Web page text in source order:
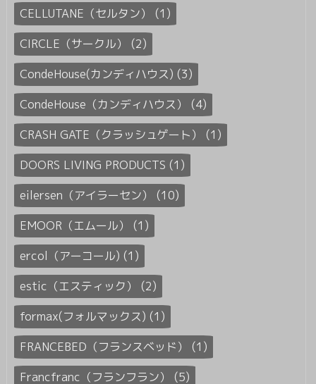
CELLUTANE（セルタン） (1)
CIRCLE（サークル） (2)
CondeHouse(カンディハウス) (3)
CondeHouse（カンディハウス） (4)
CRASH GATE（クラッシュゲート） (1)
DOORS LIVING PRODUCTS (1)
eilersen（アイラーセン） (10)
EMOOR（エムール） (1)
ercol（アーコール) (1)
estic（エスティック） (2)
formax(フォルマックス) (1)
FRANCEBED（フランスベッド） (1)
Francfranc（フランフラン） (5)